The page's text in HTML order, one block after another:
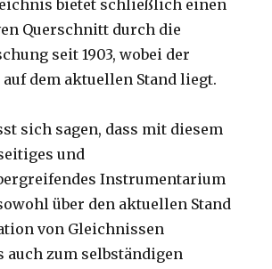
bietet schließlich einen
Querschnitt durch die
seit 1903, wobei der
dem aktuellen Stand liegt.
sich sagen, dass mit diesem
und
Instrumentarium
über den aktuellen Stand
von Gleichnissen
zum selbständigen